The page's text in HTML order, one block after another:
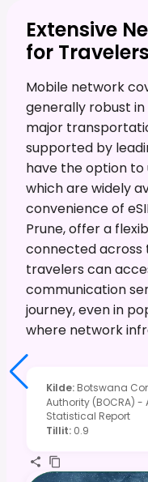
Extensive
for Travelers
Mobile network
generally robust
major
supported by
have the option to
which are widely
convenience of
Prune, offer a
connected across
travelers can
communication
journey, even in
where network
Kilde: Botswana
Authority (BOCRA)
Statistical Report
Tillit: 0.9